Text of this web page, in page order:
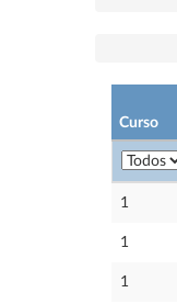
Curso
1
1
1